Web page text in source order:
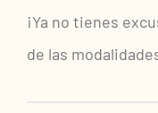
¡Ya no tienes
de las